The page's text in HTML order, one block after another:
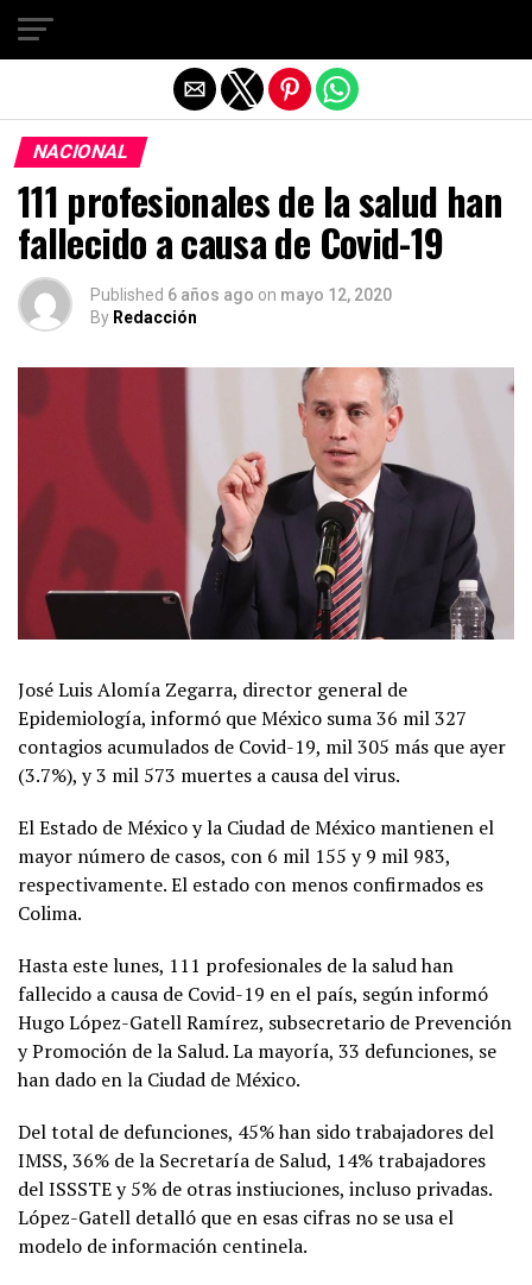
NACIONAL
111 profesionales de la salud han
fallecido a causa de Covid-19
Published 6 años ago on mayo 12, 2020
By Redacción
José Luis Alomía Zegarra, director general de
Epidemiología, informó que México suma 36 mil 327
contagios acumulados de Covid-19, mil 305 más que ayer
(3.7%), y 3 mil 573 muertes a causa del virus.
El Estado de México y la Ciudad de México mantienen el
mayor número de casos, con 6 mil 155 y 9 mil 983,
respectivamente. El estado con menos confirmados es
Colima.
Hasta este lunes, 111 profesionales de la salud han
fallecido a causa de Covid-19 en el país, según informó
Hugo López-Gatell Ramírez, subsecretario de Prevención
y Promoción de la Salud. La mayoría, 33 defunciones, se
han dado en la Ciudad de México.
Del total de defunciones, 45% han sido trabajadores del
IMSS, 36% de la Secretaría de Salud, 14% trabajadores
del ISSSTE y 5% de otras instiuciones, incluso privadas.
López-Gatell detalló que en esas cifras no se usa el
modelo de información centinela.